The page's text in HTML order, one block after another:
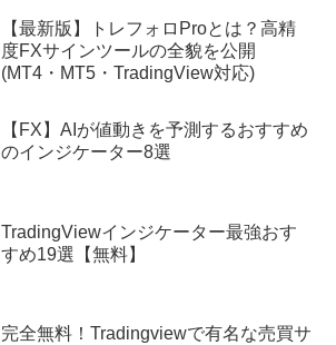
【最新版】トレフォロProとは？高精
度FXサインツールの全貌を公開
(MT4・MT5・TradingView対応)
【FX】AIが値動きを予測するおすすめ
のインジケーター8選
TradingViewインジケーター最強おす
すめ19選【無料】
完全無料！Tradingviewで有名な売買サ